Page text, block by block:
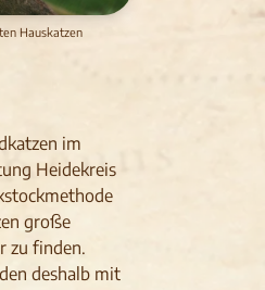
Hauskatzen
im
Heidekreis
große
zu finden.
deshalb mit